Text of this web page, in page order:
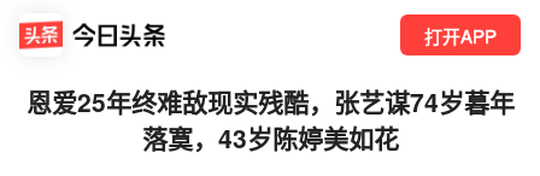
打开APP
恩爱25年终难敌现实残酷，张艺谋74岁暮年
落寞，43岁陈婷美如花